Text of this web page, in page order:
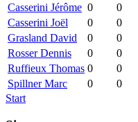
Casserini Jérôme 0 0
Casserini Joël
0 0
Grasland David
0 0
Rosser Dennis
0 0
Ruffieux Thomas 0 0
Spillner Marc
0 0
Start